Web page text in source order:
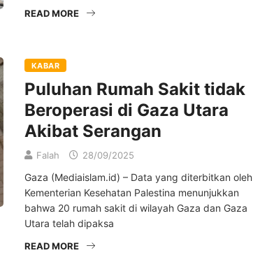
READ MORE
KABAR
Puluhan Rumah Sakit tidak
Beroperasi di Gaza Utara
Akibat Serangan
Falah 28/09/2025
Gaza (Mediaislam.id) – Data yang diterbitkan oleh
Kementerian Kesehatan Palestina menunjukkan
bahwa 20 rumah sakit di wilayah Gaza dan Gaza
Utara telah dipaksa
READ MORE